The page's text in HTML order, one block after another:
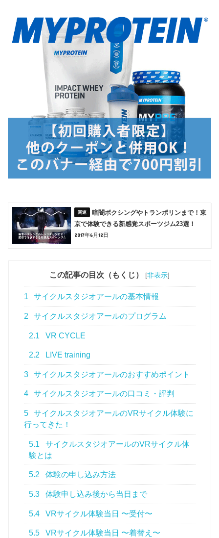
暗闇ボクシングやトランポリンまで！東
京で体験できる新感覚スポーツジム23選！
2017年6月12日
この記事の目次（もくじ） [非表示]
1 サイクルスタジオアールの基本情報
2 サイクルスタジオアールのプログラム
2.1 VR CYCLE
2.2 LIVE training
3 サイクルスタジオアールのおすすめポイント
4 サイクルスタジオアールの口コミ・評判
5
サイクルスタジオアールのVRサイクル体験に
行ってきた！
5.1
サイクルスタジオアールのVRサイクル体
験とは
5.2 体験の申し込み方法
5.3 体験申し込み後から当日まで
5.4 VRサイクル体験当日 〜受付〜
5.5 VRサイクル体験当日 〜着替え〜